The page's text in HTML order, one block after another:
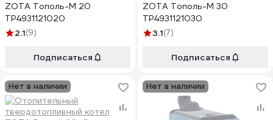
ZOTA Тополь-М 20
TP4931121020
2.1(9)
Подписаться
ZOTA Тополь-М 30
TP4931121030
3.1(7)
Подписаться
Нет в наличии Нет в наличии